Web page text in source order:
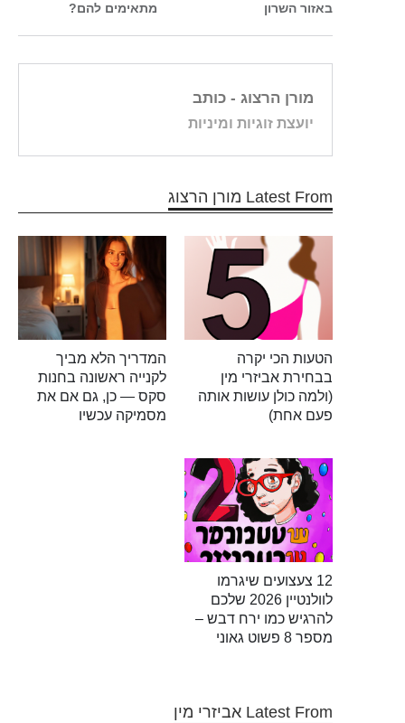
באזור השרון
מתאימים להם?
מורן הרצוג - כותב
יועצת זוגיות ומיניות
Latest From מורן הרצוג
הטעות הכי יקרה
בבחירת אביזרי מין
(ולמה כולן עושות אותה
פעם אחת)
המדריך הלא מביך
לקנייה ראשונה בחנות
סקס — כן, גם אם את
מסמיקה עכשיו
12 צעצועים שיגרמו
לוולנטיין 2026 שלכם
להרגיש כמו ירח דבש –
מספר 8 פשוט גאוני
Latest From אביזרי מין